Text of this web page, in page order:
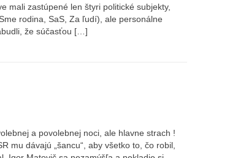
mali zastúpené len štyri politické subjekty,
rodina, SaS, Za ľudí), ale personálne
že súčasťou […]
a povolebnej noci, ale hlavne strach !
mu dávajú „šancu“, aby všetko to, čo robil,